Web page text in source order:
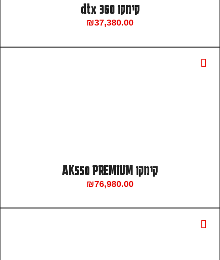
קימקו dtx 360
₪37,380.00
קימקו AK550 PREMIUM
₪76,980.00